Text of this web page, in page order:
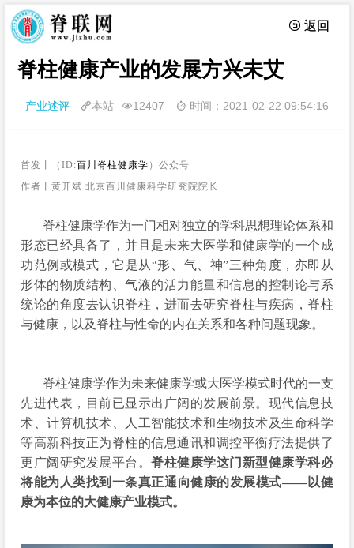
 返回
脊柱健康产业的发展方兴未艾
产业述评 本站 12407  时间：2021-02-22 09:54:16
首发 （ID:百川脊柱健康学 ）公众号
作者丨黄开斌 北京百川健康科学研究院院长
脊柱健康学作为一门相对独立的学科思想理论体系和
形态已经具备了，并且是未来大医学和健康学的一个成
功范例或模式，它是从“形、气、神”三种角度，亦即从
形体的物质结构、气液的活力能量和信息的控制论与系
统论的角度去认识脊柱，进而去研究脊柱与疾病，脊柱
与健康，以及脊柱与性命的内在关系和各种问题现象。
脊柱健康学作为未来健康学或大医学模式时代的一支
先进代表，目前已显示出广阔的发展前景。现代信息技
术、计算机技术、人工智能技术和生物技术及生命科学
等高新科技正为脊柱的信息通讯和调控平衡疗法提供了
更广阔研究发展平台。脊柱健康学这门新型健康学科必
将能为人类找到一条真正通向健康的发展模式——以健
康为本位的大健康产业模式。